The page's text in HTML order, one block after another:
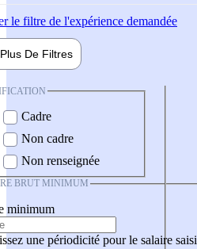
le filtre de l'expérience demandée
Plus De Filtres
Cadre
Non cadre
Non renseignée
BRUT MINIMUM
minimum
une périodicité pour le salaire saisi